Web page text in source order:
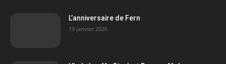
L’anniversaire de Fern
19 janvier 2026